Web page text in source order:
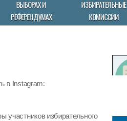
ВЫБОРАХ И
РЕФЕРЕНДУМАХ
ИЗБИРАТЕЛЬНЫЕ
КОМИССИИ
в Instagram:
участников избирательного